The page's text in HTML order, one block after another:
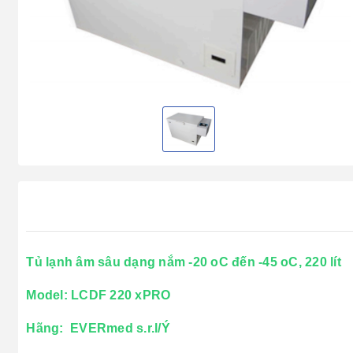
Tủ lạnh âm sâu dạng nắm -20 oC đến -45 oC, 220 lít
Model: LCDF 220 xPRO
Hãng: EVERmed s.r.l/Ý